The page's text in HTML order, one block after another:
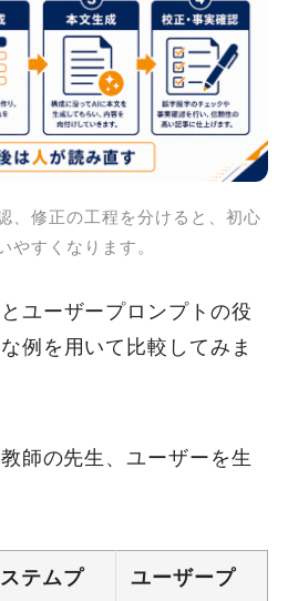
、修正の工程を分けると、初心
やすくなります。
ユーザープロンプトの役
例を用いて比較してみま
師の先生、ユーザーを生
テムプ
ユーザープ